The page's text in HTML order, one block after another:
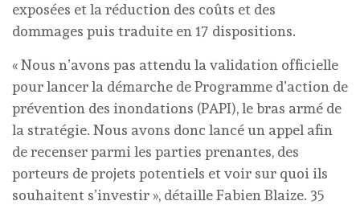
exposées et la réduction des coûts et des
dommages puis traduite en 17 dispositions.
« Nous n’avons pas attendu la validation officielle
pour lancer la démarche de Programme d’action de
prévention des inondations (PAPI), le bras armé de
la stratégie. Nous avons donc lancé un appel afin
de recenser parmi les parties prenantes, des
porteurs de projets potentiels et voir sur quoi ils
souhaitent s’investir », détaille Fabien Blaize. 35